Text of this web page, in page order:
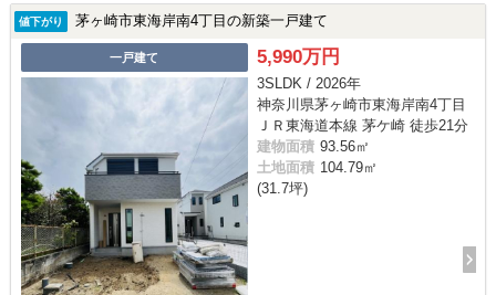
値下がり 茅ヶ崎市東海岸南4丁目の新築一戸建て
一戸建て 5,990万円
3SLDK / 2026年
神奈川県茅ヶ崎市東海岸南4丁目
ＪＲ東海道本線 茅ケ崎 徒歩21分
建物面積 93.56㎡
土地面積 104.79㎡
(31.7坪)